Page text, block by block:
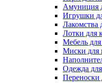
Амуниция
Игрушки
Лакомства
Лотки для
Мебель
Миски для
Одежда
Переноски